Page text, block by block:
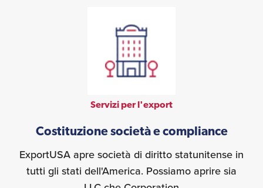
Servizi per l'export
Costituzione società e compliance
ExportUSA apre società di diritto statunitense in
tutti gli stati dell'America. Possiamo aprire sia